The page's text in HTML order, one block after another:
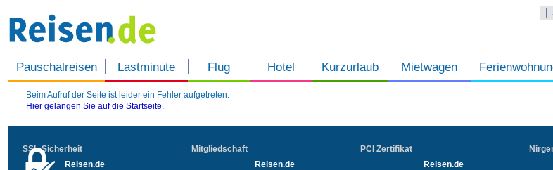
Pauschalreisen Lastminute Flug Hotel Kurzurlaub Mietwagen
Beim Aufruf der Seite ist leider ein Fehler aufgetreten.
Hier gelangen Sie auf die Startseite.
SSL-Sicherheit
Reisen.de
Mitgliedschaft
Reisen.de
PCI Zertifikat
Reisen.de